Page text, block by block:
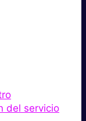
del servicio